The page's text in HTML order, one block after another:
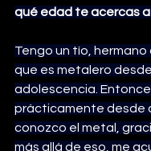
qué edad te acercas
Tengo un tío, hermano
que es metalero
adolescencia.
prácticamente desde
conozco el metal,
más allá de eso, me